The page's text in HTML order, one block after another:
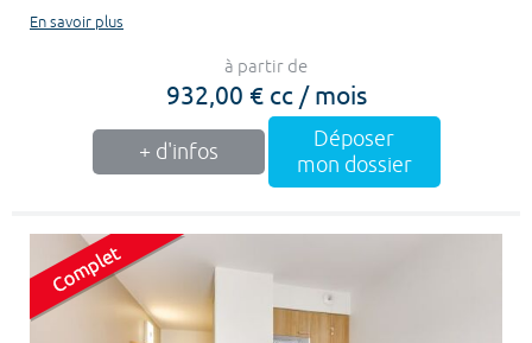
En savoir plus
à partir de
932,00 € cc / mois
+ d'infos
Déposer
mon dossier